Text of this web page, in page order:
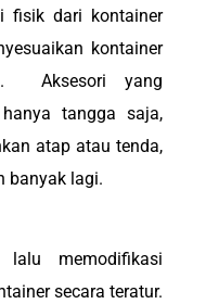
fisik dari kontainer
kontainer
Aksesori yang
tangga saja,
atap atau tenda,
banyak lagi.
lalu memodifikasi
secara teratur.